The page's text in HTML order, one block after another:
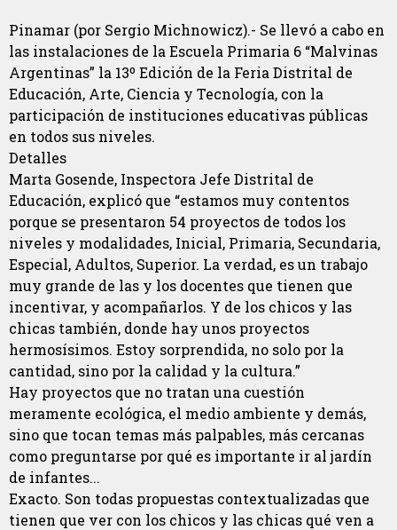
Pinamar (por Sergio Michnowicz).- Se llevó a cabo en
las instalaciones de la Escuela Primaria 6 “Malvinas
Argentinas” la 13º Edición de la Feria Distrital de
Educación, Arte, Ciencia y Tecnología, con la
participación de instituciones educativas públicas
en todos sus niveles.
Detalles
Marta Gosende, Inspectora Jefe Distrital de
Educación, explicó que “estamos muy contentos
porque se presentaron 54 proyectos de todos los
niveles y modalidades, Inicial, Primaria, Secundaria,
Especial, Adultos, Superior. La verdad, es un trabajo
muy grande de las y los docentes que tienen que
incentivar, y acompañarlos. Y de los chicos y las
chicas también, donde hay unos proyectos
hermosísimos. Estoy sorprendida, no solo por la
cantidad, sino por la calidad y la cultura.”
Hay proyectos que no tratan una cuestión
meramente ecológica, el medio ambiente y demás,
sino que tocan temas más palpables, más cercanas
como preguntarse por qué es importante ir al jardín
de infantes...
Exacto. Son todas propuestas contextualizadas que
tienen que ver con los chicos y las chicas qué ven a